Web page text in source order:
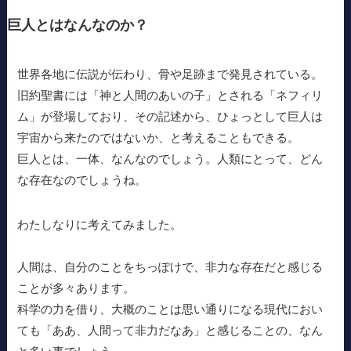
巨人とはなんなのか？
世界各地に伝説が伝わり、骨や足跡まで発見されている。
旧約聖書には「神と人間のあいの子」とされる「ネフィリ
ム」が登場しており、その記述から、ひょっとして巨人は
宇宙から来たのではないか、と考えることもできる。
巨人とは、一体、なんなのでしょう。人類にとって、どん
な存在なのでしょうね。
わたしなりに考えてみました。
人間は、自分のことをちっぽけで、非力な存在だと感じる
ことが多々あります。
科学の力を借り、大概のことは思い通りになる現代におい
ても「ああ、人間って非力だなあ」と感じることの、なん